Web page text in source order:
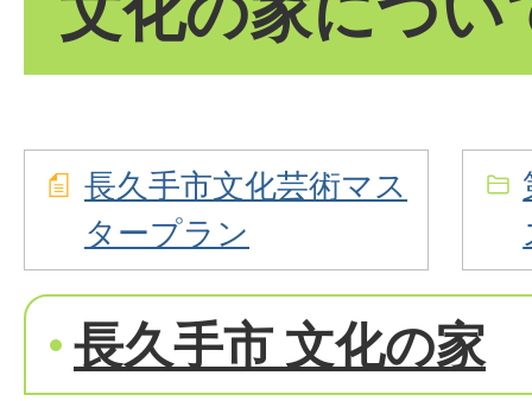
長久手市文化芸術マス
タープラン
長久手市 文化の家